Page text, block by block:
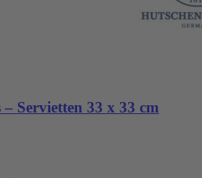
Servietten 33 x 33 cm